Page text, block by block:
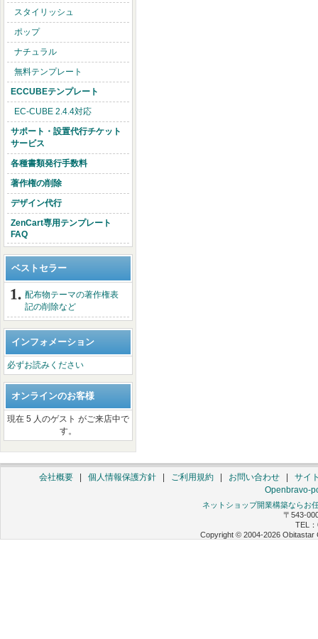
スタイリッシュ
ポップ
ナチュラル
無料テンプレート
ECCUBEテンプレート
EC-CUBE 2.4.4対応
サポート・設置代行チケット
サービス
各種書類発行手数料
著作権の削除
デザイン代行
ZenCart専用テンプレート
FAQ
ベストセラー
配布物テーマの著作権表
記の削除など
インフォメーション
必ずお読みください
オンラインのお客様
現在 5 人のゲスト がご来店中で
す。
会社概要 個人情報保護方針 ご利用規約 お問い合わせ
サイ
Openbravo-
ネットショップ開業構築ならお
〒543-
TEL
Copyright © 2004-2026